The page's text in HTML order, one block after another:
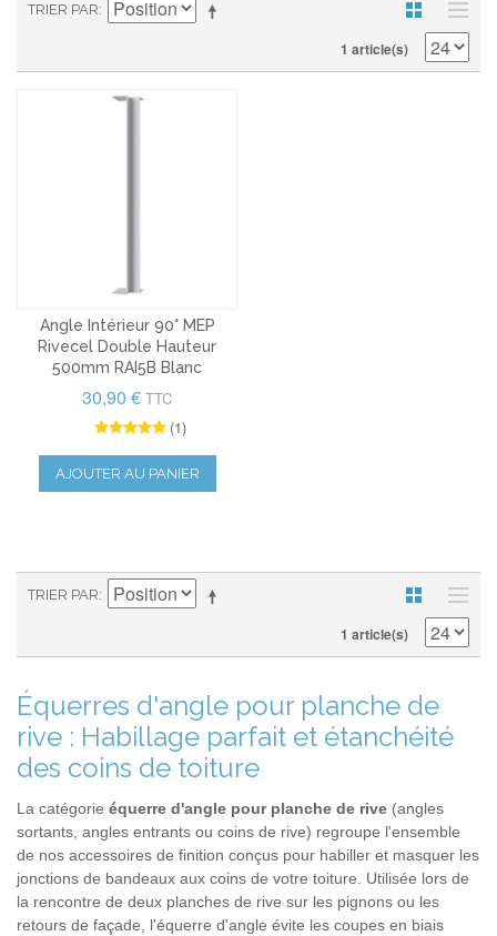
TRIER PAR
1 article(s)
Angle Intérieur 90° MEP
Rivecel Double Hauteur
500mm RAI5B Blanc
30,90 € TTC
(1)
AJOUTER AU PANIER
TRIER PAR
1 article(s)
Équerres d'angle pour planche de
rive : Habillage parfait et étanchéité
des coins de toiture
La catégorie équerre d'angle pour planche de rive (angles
sortants, angles entrants ou coins de rive) regroupe l'ensemble
de nos accessoires de finition conçus pour habiller et masquer les
jonctions de bandeaux aux coins de votre toiture. Utilisée lors de
la rencontre de deux planches de rive sur les pignons ou les
retours de façade, l'équerre d'angle évite les coupes en biais